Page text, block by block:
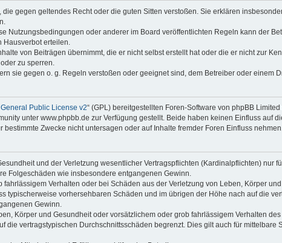
gegen geltendes Recht oder die guten Sitten verstoßen. Sie erklären
Nutzungsbedingungen oder anderer im Board veröffentlichten Regeln kann der
erteilen.
von Beiträgen übernimmt, die er nicht selbst erstellt hat oder die er nicht zur
zu sperren.
sie gegen o. g. Regeln verstoßen oder geeignet sind, dem Betreiber oder einem
Public License v2“ (GPL) bereitgestellten Foren-Software von phpBB
unter www.phpbb.de zur Verfügung gestellt. Beide haben keinen Einfluss auf
Zwecke nicht untersagen oder auf Inhalte fremder Foren Einfluss
und der Verletzung wesentlicher Vertragspflichten (Kardinalpflichten) nur
Folgeschäden wie insbesondere entgangenen Gewinn.
Verhalten oder bei Schäden aus der Verletzung von Leben, Körper
typischerweise vorhersehbaren Schäden und im übrigen der Höhe nach auf die
Gewinn.
Körper und Gesundheit oder vorsätzlichem oder grob fahrlässigem Verhalten
vertragstypischen Durchschnittsschäden begrenzt. Dies gilt auch für mittelbare